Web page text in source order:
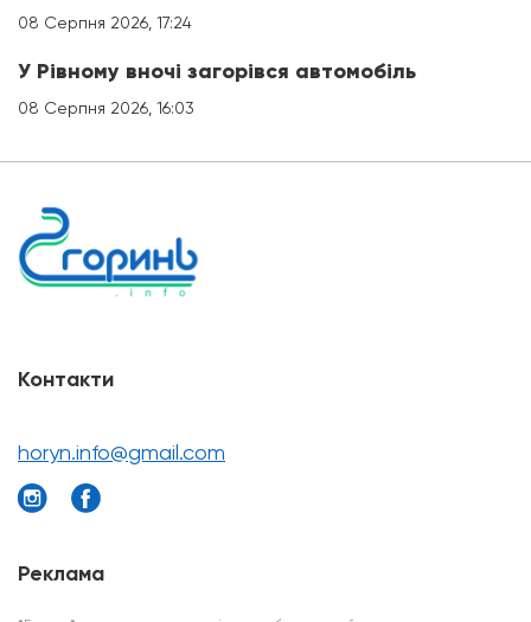
08 Серпня 2026, 17:24
У Рівному вночі загорівся автомобіль
08 Серпня 2026, 16:03
Контакти
horyn.info@gmail.com
Реклама